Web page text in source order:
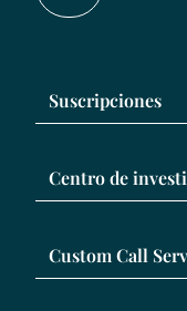
Suscripciones
Centro de
Custom Call